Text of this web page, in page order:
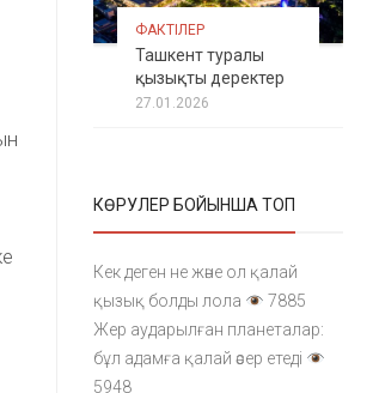
ФАКТІЛЕР
Ташкент туралы
қызықты деректер
27.01.2026
КӨРУЛЕР БОЙЫНША ТОП
Кек деген не және ол қалай
қызық болды лола
7885
Жер аударылған планеталар:
бұл адамға қалай әсер етеді
5948